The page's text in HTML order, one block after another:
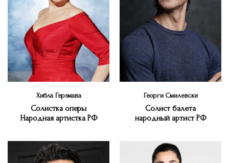
Хибла Герзмава
Солистка оперы
Народная артистка РФ
Георги Смилевски
Cолист балета
народный артист РФ